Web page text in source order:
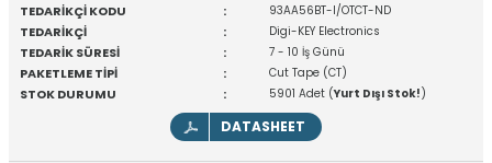
TEDARİKÇİ KODU : 93AA56BT-I/OTCT-ND
TEDARİKÇİ : Digi-KEY Electronics
TEDARİK SÜRESİ : 7 - 10 İş Günü
PAKETLEME TİPİ : Cut Tape (CT)
STOK DURUMU : 5901 Adet (Yurt Dışı Stok!)
DATASHEET